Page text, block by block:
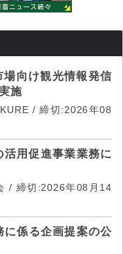
向け観光情報発信
施
/ 締切:2026年08
用促進事業業務に
/ 締切:2026年08月14
に係る企画提案の公